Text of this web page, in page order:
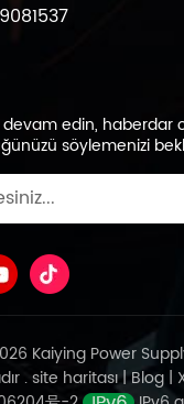
edin, haberdar
söylemenizi
Kaiying Power
.site haritası|Blog |